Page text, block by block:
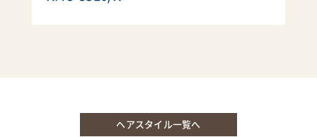
ヘアスタイル一覧へ